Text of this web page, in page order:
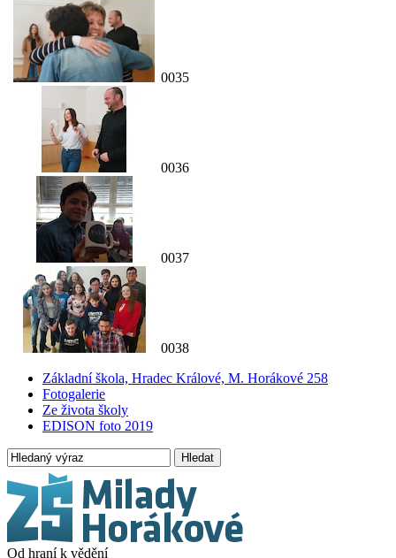
0035
0036
0037
0038
Základní škola, Hradec Králové, M. Horákové 258
Fotogalerie
Ze života školy
EDISON foto 2019
Hledat
Od hraní k vědění